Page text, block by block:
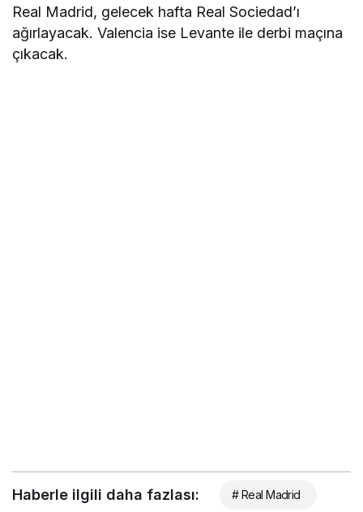
Real Madrid, gelecek hafta Real Sociedad’ı
ağırlayacak. Valencia ise Levante ile derbi maçına
çıkacak.
Haberle ilgili daha fazlası: # Real Madrid